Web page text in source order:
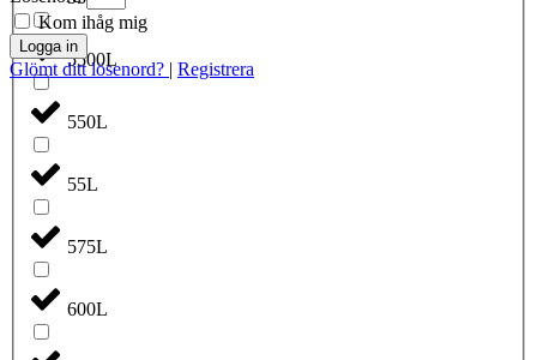
5500L
550L
55L
575L
600L
Kom ihåg mig
Logga in
Glömt ditt lösenord? | Registrera